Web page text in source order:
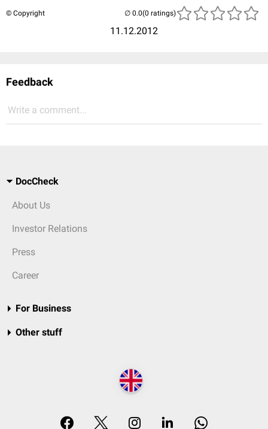
© Copyright
11.12.2012
(0 ratings)
Feedback
Write a comment...
DocCheck
About Us
Investor Relations
Press
Career
For Business
Other stuff